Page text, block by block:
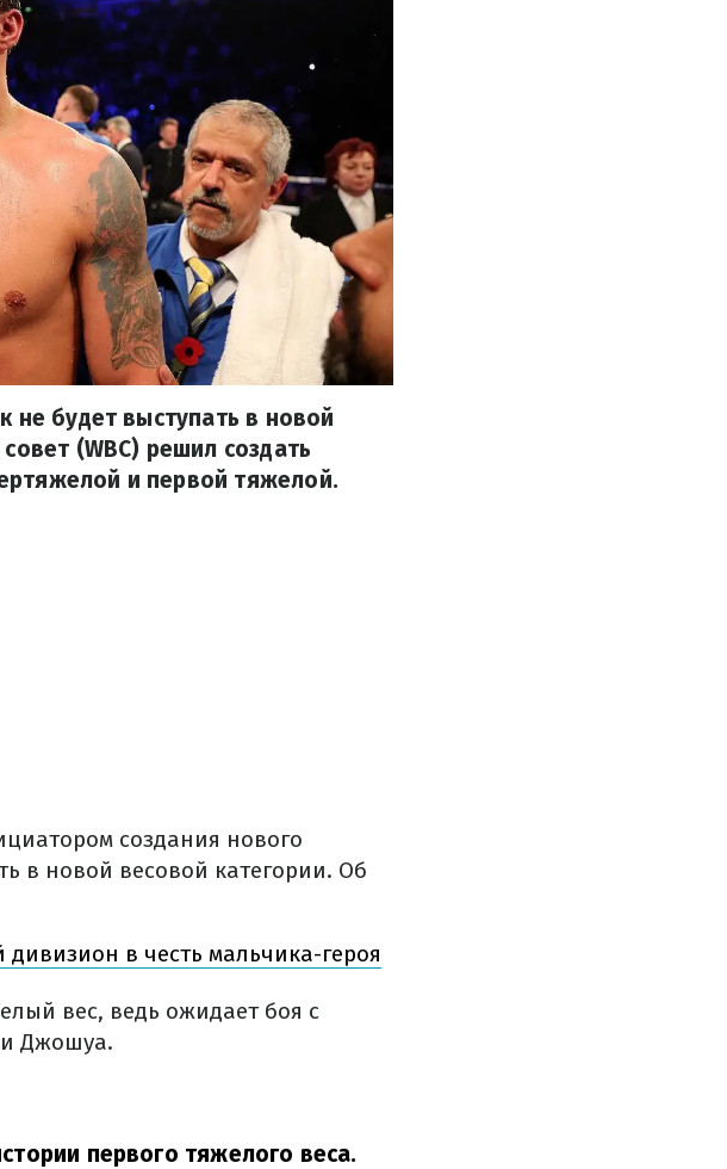
не будет выступать в новой
(WBC) решил создать
и первой тяжелой.
создания нового
в новой весовой категории. Об
в честь мальчика-героя
вес, ведь ожидает боя с
Джошуа.
первого тяжелого веса.